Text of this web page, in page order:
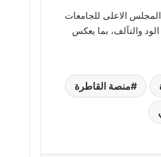
المجلس الاعلى للجامعات
والتآلف، بما يعكس
منصة القاطرة